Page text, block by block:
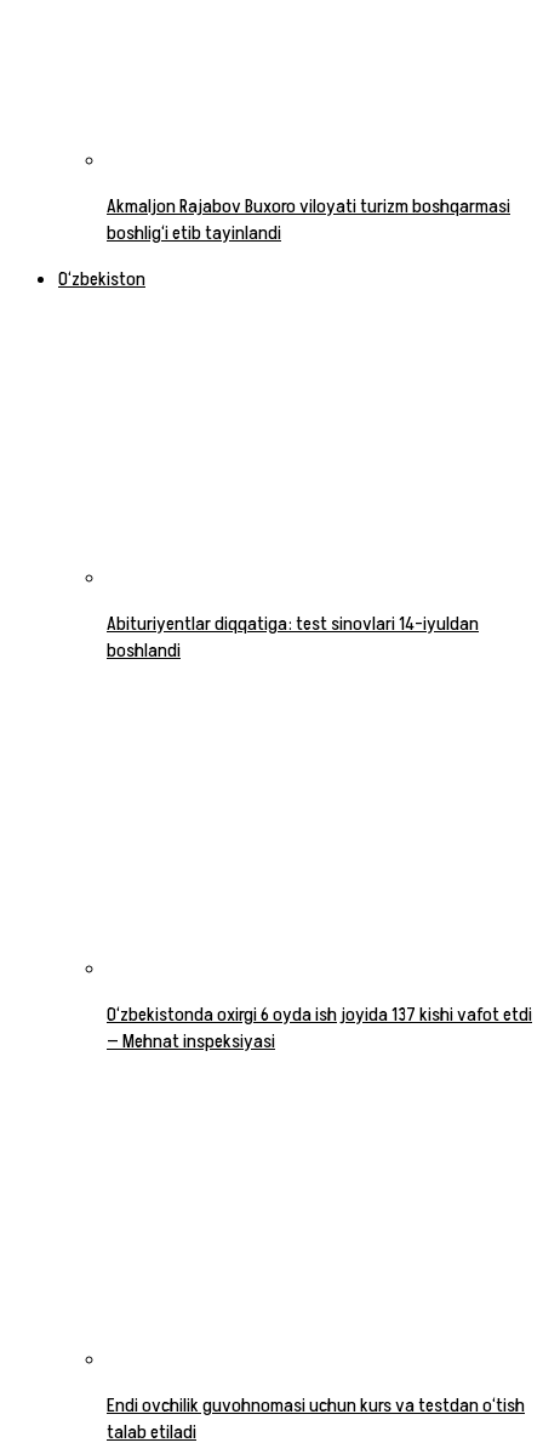
Akmaljon Rajabov Buxoro viloyati turizm boshqarmasi
boshlig‘i etib tayinlandi
O‘zbekiston
Abituriyentlar diqqatiga: test sinovlari 14-iyuldan
boshlandi
O‘zbekistonda oxirgi 6 oyda ish joyida 137 kishi vafot etdi
— Mehnat inspeksiyasi
Endi ovchilik guvohnomasi uchun kurs va testdan o‘tish
talab etiladi